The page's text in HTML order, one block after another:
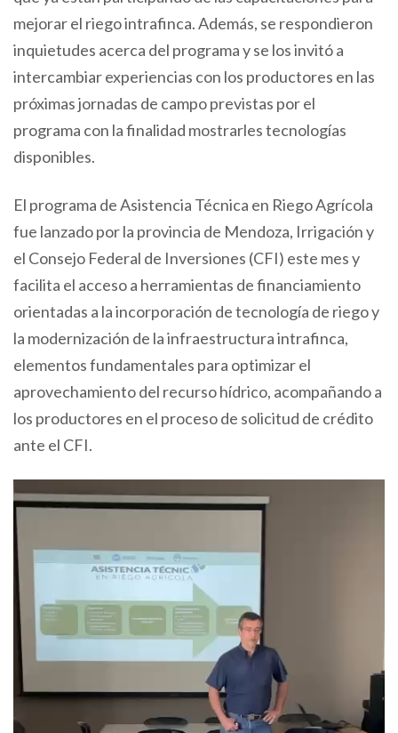
mejorar el riego intrafinca. Además, se respondieron
inquietudes acerca del programa y se los invitó a
intercambiar experiencias con los productores en las
próximas jornadas de campo previstas por el
programa con la finalidad mostrarles tecnologías
disponibles.
El programa de Asistencia Técnica en Riego Agrícola
fue lanzado por la provincia de Mendoza, Irrigación y
el Consejo Federal de Inversiones (CFI) este mes y
facilita el acceso a herramientas de financiamiento
orientadas a la incorporación de tecnología de riego y
la modernización de la infraestructura intrafinca,
elementos fundamentales para optimizar el
aprovechamiento del recurso hídrico, acompañando a
los productores en el proceso de solicitud de crédito
ante el CFI.
Video
Player